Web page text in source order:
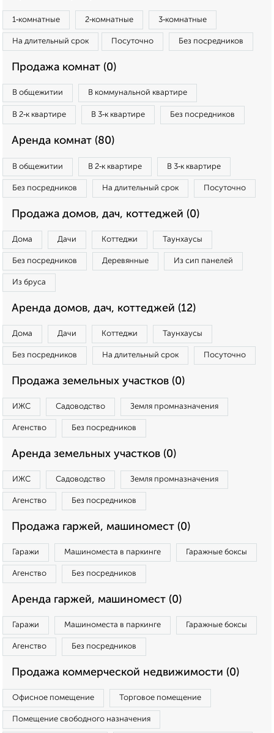
1‑комнатные 2‑комнатные 3‑комнатные
На длительный срок Посуточно Без посредников
Продажа комнат (0)
В общежитии В коммунальной квартире
В 2‑к квартире В 3‑к квартире Без посредников
Аренда комнат (80)
В общежитии В 2‑к квартире В 3‑к квартире
Без посредников На длительный срок Посуточно
Продажа домов, дач, коттеджей (0)
Дома Дачи Коттеджи Таунхаусы
Без посредников Деревянные Из сип панелей
Из бруса
Аренда домов, дач, коттеджей (12)
Дома Дачи Коттеджи Таунхаусы
Без посредников На длительный срок Посуточно
Продажа земельных участков (0)
ИЖС Садоводство Земля промназначения
Агенство Без посредников
Аренда земельных участков (0)
ИЖС Садоводство Земля промназначения
Агенство Без посредников
Продажа гаржей, машиномест (0)
Гаражи Машиноместа в паркинге Гаражные боксы
Агенство Без посредников
Аренда гаржей, машиномест (0)
Гаражи Машиноместа в паркинге Гаражные боксы
Агенство Без посредников
Продажа коммерческой недвижимости (0)
Офисное помещение Торговое помещение
Помещение свободного назначения